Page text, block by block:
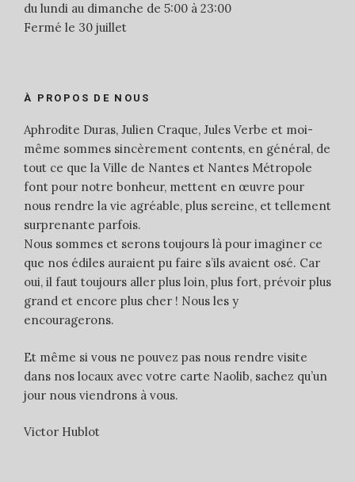
du lundi au dimanche de 5:00 à 23:00
Fermé le 30 juillet
À PROPOS DE NOUS
Aphrodite Duras, Julien Craque, Jules Verbe et moi-
même sommes sincèrement contents, en général, de
tout ce que la Ville de Nantes et Nantes Métropole
font pour notre bonheur, mettent en œuvre pour
nous rendre la vie agréable, plus sereine, et tellement
surprenante parfois.
Nous sommes et serons toujours là pour imaginer ce
que nos édiles auraient pu faire s’ils avaient osé. Car
oui, il faut toujours aller plus loin, plus fort, prévoir plus
grand et encore plus cher ! Nous les y
encouragerons.
Et même si vous ne pouvez pas nous rendre visite
dans nos locaux avec votre carte Naolib, sachez qu’un
jour nous viendrons à vous.
Victor Hublot